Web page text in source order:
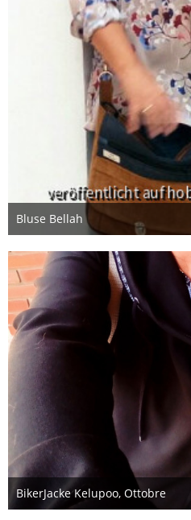
Bluse Bellah
9. Januar 2018
BikerJacke Kelupoo, Ottobre
9. Januar 2018